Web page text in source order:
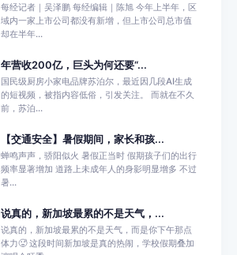
每经记者｜吴泽鹏 每经编辑｜陈旭 今年上半年，区
域内一家上市公司都没有新增，但上市公司总市值
却在半年...
年营收200亿，巨头为何还要“...
国民级厨房小家电品牌苏泊尔，最近因几段AI生成
的短视频，被指内容低俗，引发关注。 而就在不久
前，苏泊...
【交通安全】暑假期间，家长和孩...
蝉鸣声声，骄阳似火 暑假正当时 假期孩子们的出行
频率显著增加 道路上未成年人的身影明显增多 不过
暑...
说真的，新加坡最累的不是天气，...
说真的，新加坡最累的不是天气，而是你下午那点
体力🥵 这段时间新加坡是真的热闹，学校假期叠加